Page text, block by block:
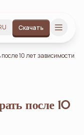
Скачать
10 лет зависимости
после 10